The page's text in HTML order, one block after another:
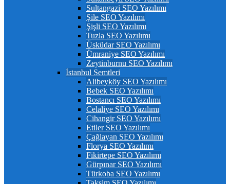
Sultangazi SEO Yazılımı
Şile SEO Yazılımı
Şişli SEO Yazılımı
Tuzla SEO Yazılımı
Üsküdar SEO Yazılımı
Ümraniye SEO Yazılımı
Zeytinburnu SEO Yazılımı
İstanbul Semtleri
Alibeyköy SEO Yazılımı
Bebek SEO Yazılımı
Bostancı SEO Yazılımı
Celaliye SEO Yazılımı
Cihangir SEO Yazılımı
Etiler SEO Yazılımı
Çağlayan SEO Yazılımı
Florya SEO Yazılımı
Fikirtepe SEO Yazılımı
Gürpınar SEO Yazılımı
Türkoba SEO Yazılımı